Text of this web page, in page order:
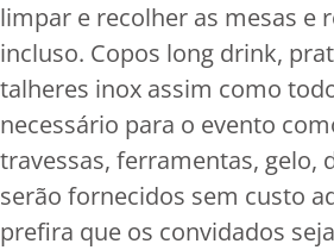
limpar e recolher as mesas e
incluso. Copos long drink,
talheres inox assim como
necessário para o evento
travessas, ferramentas, gelo,
serão fornecidos sem custo
prefira que os convidados